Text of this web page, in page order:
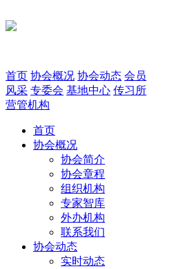
首页 协会概况 协会动态 会员
风采 专委会 基地中心 传习所
营管机构
首页
协会概况
协会简介
协会章程
组织机构
专家智库
外办机构
联系我们
协会动态
实时动态